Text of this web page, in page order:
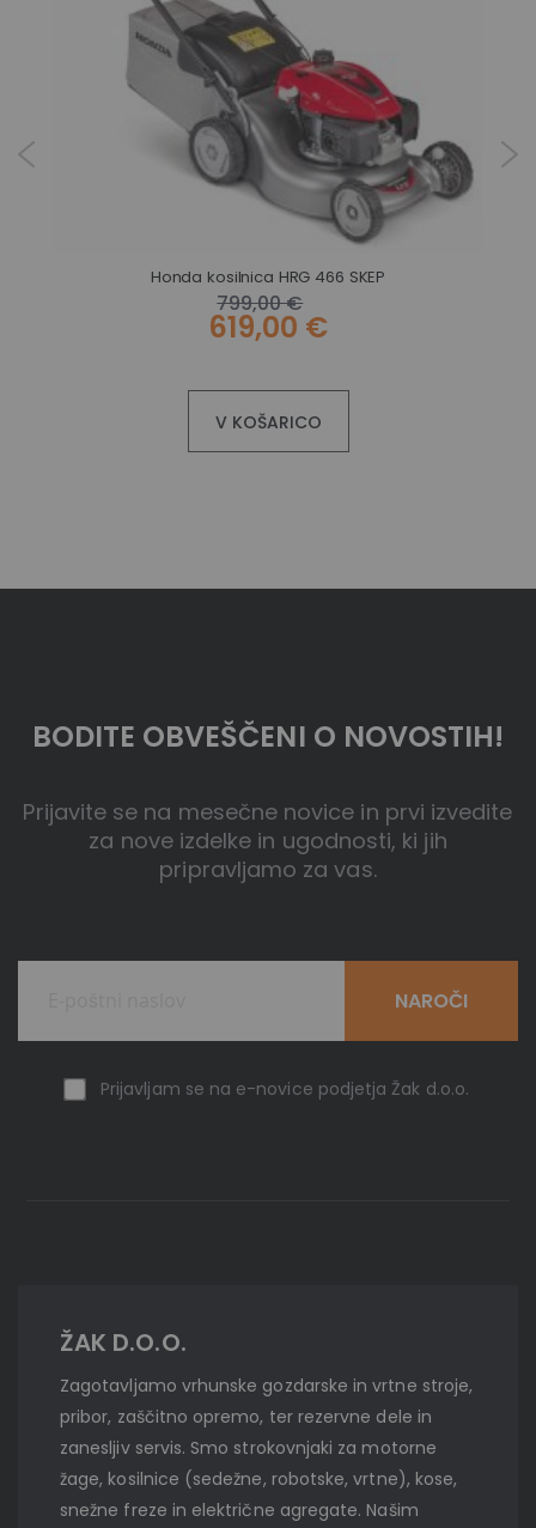
Honda kosilnica HRG 466 SKEP
799,00 €
619,00 €
V KOŠARICO
BODITE OBVEŠČENI O NOVOSTIH!
Prijavite se na mesečne novice in prvi izvedite
za nove izdelke in ugodnosti, ki jih
pripravljamo za vas.
Prijavljam se na e-novice podjetja Žak d.o.o.
NAROČI
ŽAK D.O.O.
Zagotavljamo vrhunske gozdarske in vrtne stroje,
pribor, zaščitno opremo, ter rezervne dele in
zanesljiv servis. Smo strokovnjaki za motorne
žage, kosilnice (sedežne, robotske, vrtne), kose,
snežne freze in električne agregate. Našim